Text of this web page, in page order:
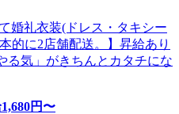
婚礼衣装(ドレス・タキシー
的に2店舗配送。】昇給あり
気」がきちんとカタチにな
1,680円〜